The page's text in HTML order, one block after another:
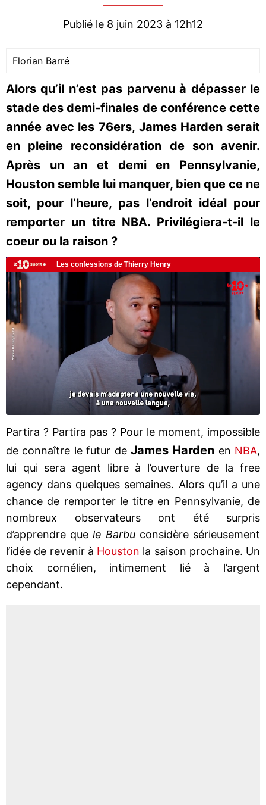
Publié le 8 juin 2023 à 12h12
Florian Barré
Alors qu’il n’est pas parvenu à dépasser le
stade des demi-finales de conférence cette
année avec les 76ers, James Harden serait
en pleine reconsidération de son avenir.
Après un an et demi en Pennsylvanie,
Houston semble lui manquer, bien que ce ne
soit, pour l’heure, pas l’endroit idéal pour
remporter un titre NBA. Privilégiera-t-il le
coeur ou la raison ?
Partira ? Partira pas ? Pour le moment, impossible
de connaître le futur de James Harden en NBA,
lui qui sera agent libre à l’ouverture de la free
agency dans quelques semaines. Alors qu’il a une
chance de remporter le titre en Pennsylvanie, de
nombreux observateurs ont été surpris
d’apprendre que le Barbu considère sérieusement
l’idée de revenir à Houston la saison prochaine. Un
choix cornélien, intimement lié à l’argent
cependant.